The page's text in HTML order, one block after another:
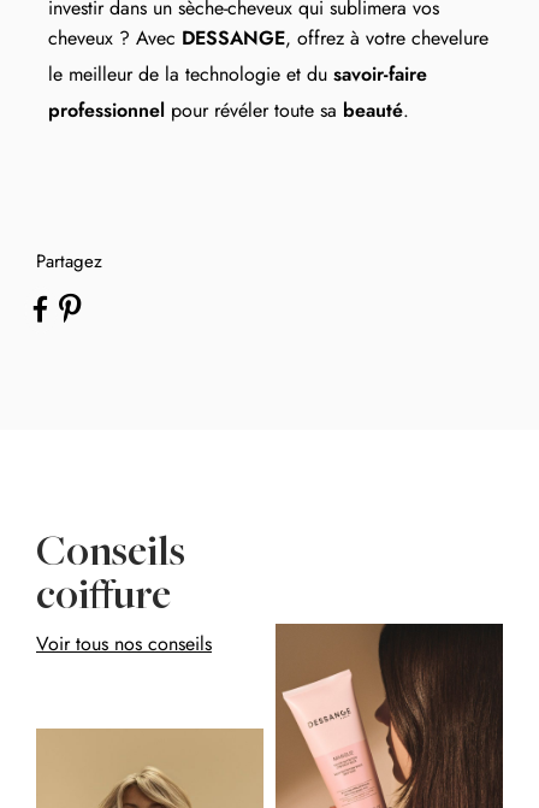
investir dans un sèche-cheveux qui sublimera vos
cheveux ? Avec DESSANGE, offrez à votre chevelure
le meilleur de la technologie et du savoir-faire
professionnel pour révéler toute sa beauté.
Partagez
Conseils
coiffure
Voir tous nos conseils